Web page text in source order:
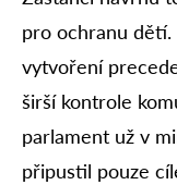
pro ochranu
vytvoření
širší kontrole
parlament už v
připustil pouze